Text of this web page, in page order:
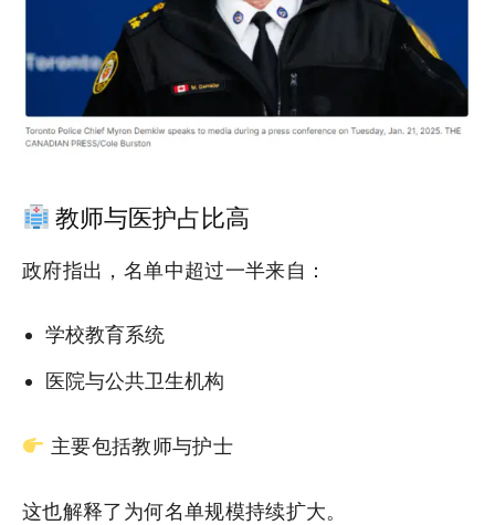
教师与医护占比高
政府指出，名单中超过一半来自：
学校教育系统
医院与公共卫生机构
主要包括教师与护士
这也解释了为何名单规模持续扩大。